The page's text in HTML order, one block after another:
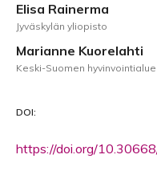
Elisa Rainerma
Jyväskylän yliopisto
Marianne Kuorelahti
Keski-Suomen hyvinvointialue
DOI:
https://doi.org/